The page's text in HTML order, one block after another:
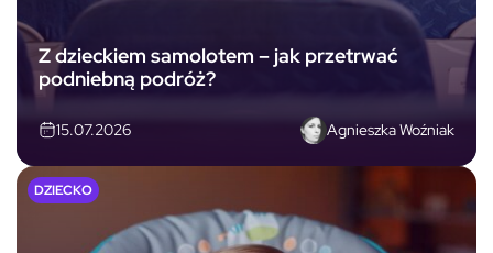
Z dzieckiem samolotem – jak przetrwać
podniebną podróż?
15.07.2026 Agnieszka Woźniak
DZIECKO